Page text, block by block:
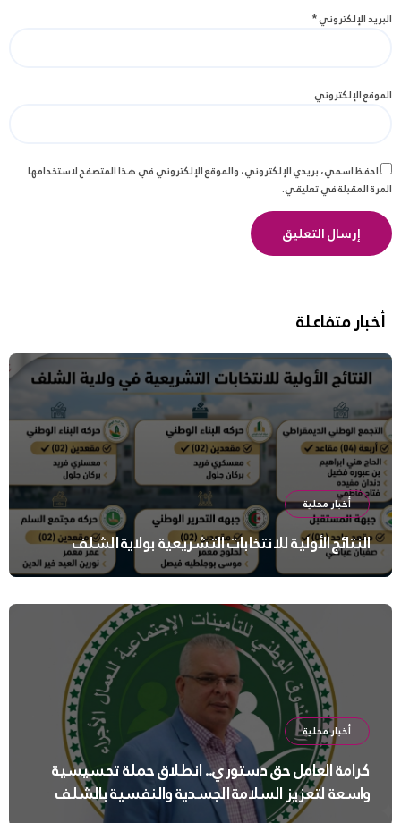
البريد الإلكتروني*
الموقع الإلكتروني
احفظ اسمي، بريدي الإلكتروني، والموقع الإلكتروني في هذا المتصفح لاستخدامها
المرة المقبلة في تعليقي.
أخبار متفاعلة
أخبار محلية
النتائج الأولية للانتخابات التشريعية بولاية الشلف
أخبار محلية
كرامة العامل حق دستوري.. انطلاق حملة تحسيسية
واسعة لتعزيز السلامة الجسدية والنفسية بالشلف